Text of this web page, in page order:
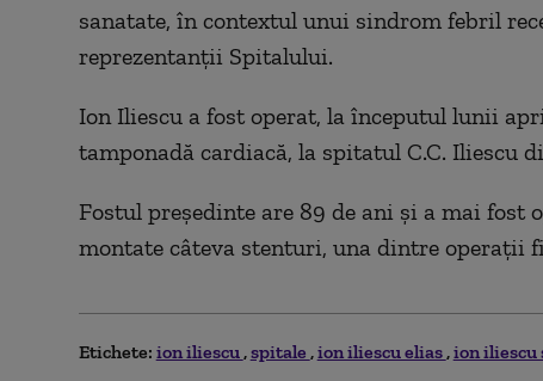
sanatate, în contextul unui sindrom febril
reprezentanții Spitalului.
Ion Iliescu a fost operat, la începutul lunii
tamponadă cardiacă, la spitatul C.C. Iliescu
Fostul preşedinte are 89 de ani şi a mai fost
montate câteva stenturi, una dintre operaţii
Etichete: ion iliescu spitale ion iliescu elias ion iliescu